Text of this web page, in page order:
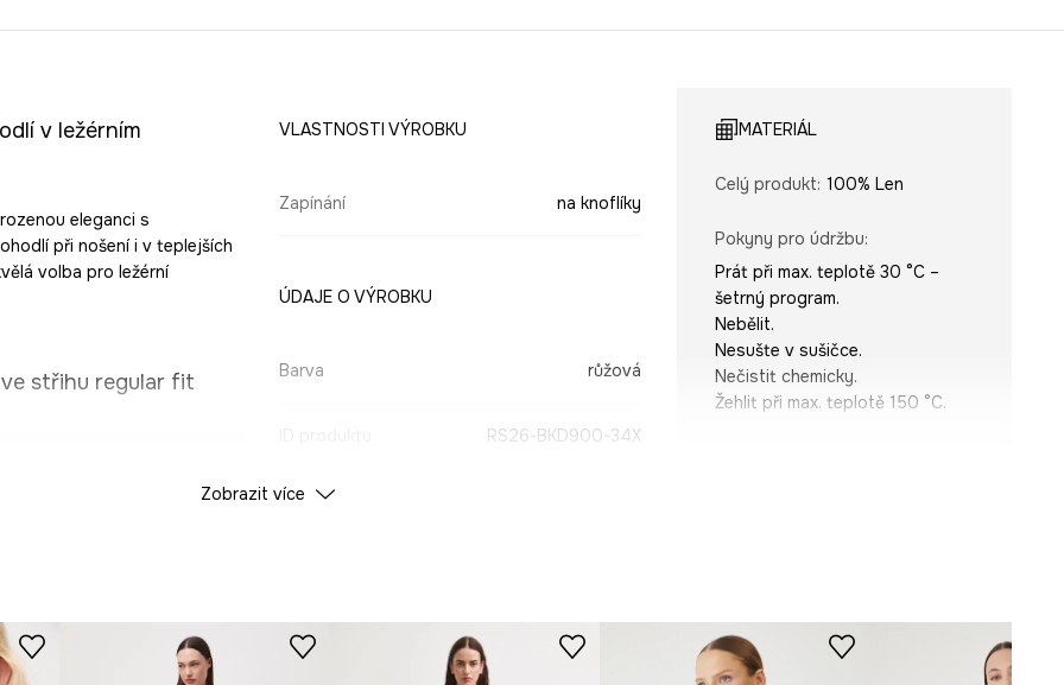
v ležérním
eleganci s
při nošení i v teplejších
volba pro ležérní
střihu regular fit
chladivý pocit.
volný
VLASTNOSTI VÝROBKU
Zapínání na knoflíky
ÚDAJE O VÝROBKU
Barva růžová
RS26-BKD900-34X
Výrobce
MATERIÁL
Celý produkt: 100% Len
Pokyny pro údržbu:
Prát při max. teplotě 30 °C –
šetrný program.
Nebělit.
Nesušte v sušičce.
Nečistit chemicky.
Žehlit při max. teplotě 150 °C.
Střih: Regular fit
Zobrazit více